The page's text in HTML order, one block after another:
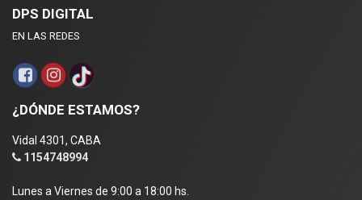
DPS DIGITAL
EN LAS REDES
¿DÓNDE ESTAMOS?
Vidal 4301, CABA
1154748994
Lunes a Viernes de 9:00 a 18:00 hs.